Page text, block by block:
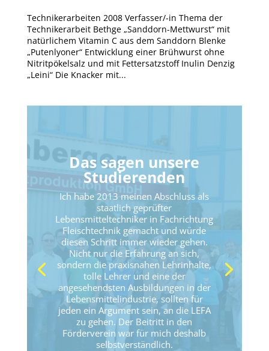
Technikerarbeiten 2008 Verfasser/-in Thema der
Technikerarbeit Bethge „Sanddorn-Mettwurst“ mit
natürlichem Vitamin C aus dem Sanddorn Blenke
„Putenlyoner“ Entwicklung einer Brühwurst ohne
Nitritpökelsalz und mit Fettersatzstoff Inulin Denzig
„Leini“ Die Knacker mit...
Das sagen unsere
Studierenden
Ich habe 2013 meinen Abschluss als
staatlich geprüfter
Lebensmitteltechniker in Fachrichtung
Fleischtechnik gemacht und würde
diesen Schritt immer wieder gehen.
Nicht nur die Erfahrung an sich,
sondern die praxisnahen Lehrinhalte,
tolle Lehrer und eine der
angesehendsten Ausbildungen in der
Lebensmittelindustrie, sollten für
jeden ein Argument sein, an die LEFA
zu gehen. Der Beitritt in den
Förderverein war für mich deshalb
selbstverständlich.